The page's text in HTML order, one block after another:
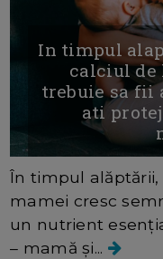
In timpul
calciul de
trebuie sa fii
ati
În timpul
mamei cresc
un nutrient
– mamă și...